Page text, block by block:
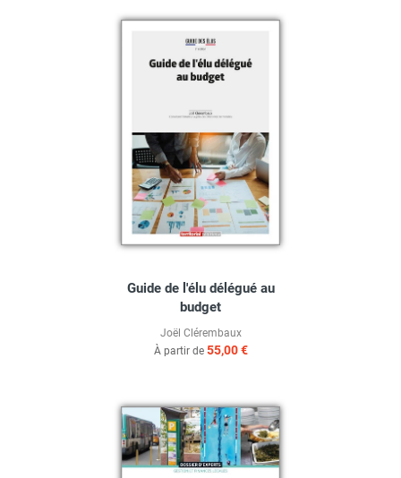
Guide de l'élu délégué au
budget
Joël Clérembaux
À partir de 55,00 €